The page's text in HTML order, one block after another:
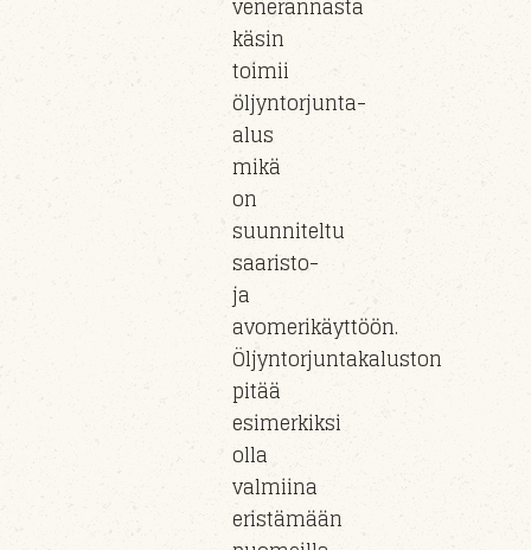
venerannasta
käsin
toimii
öljyntorjunta-
alus
mikä
on
suunniteltu
saaristo-
ja
avomerikäyttöön.
Öljyntorjuntakaluston
pitää
esimerkiksi
olla
valmiina
eristämään